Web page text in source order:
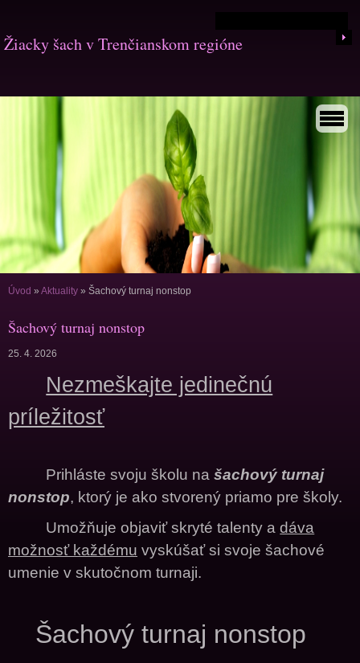
Žiacky šach v Trenčianskom regióne
Úvod » Aktuality » Šachový turnaj nonstop
Šachový turnaj nonstop
25. 4. 2026
Nezmeškajte jedinečnú
príležitosť
Prihláste svoju školu našachový turnaj
nonstop, ktorý je ako stvorený priamo pre školy.
Umožňuje objaviť skryté talenty adáva
možnosť každému vyskúšať si svoje šachové
umenie v skutočnom turnaji.
Šachový turnaj nonstop